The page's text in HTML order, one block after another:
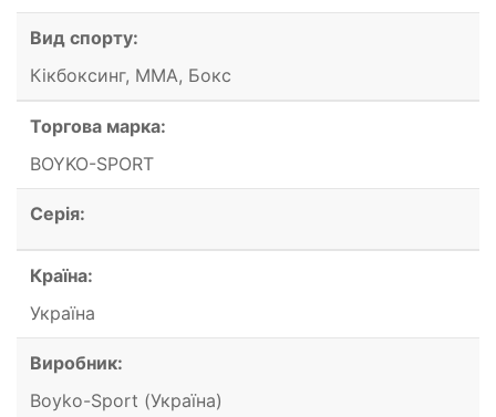
Вид спорту:
Кікбоксинг, ММА, Бокс
Торгова марка:
BOYKO-SPORT
Серія:
Країна:
Україна
Виробник:
Boyko-Sport (Україна)